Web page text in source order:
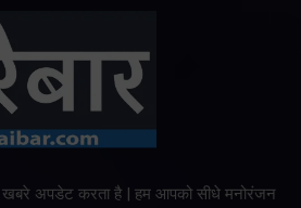
खबरे अपडेट करता है | हम आपको सीधे मनोरंजन